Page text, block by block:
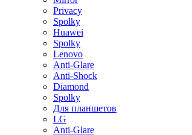
Privacy
Spolky
Huawei
Spolky
Lenovo
Anti-Glare
Anti-Shock
Diamond
Spolky
Для планшетов
LG
Anti-Glare